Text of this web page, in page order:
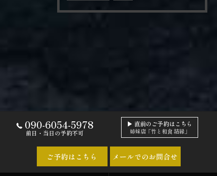
090-6054-5978
前日・当日の予約不可
▶ 直前のご予約はこちら
姉妹店「竹と和食 結縁」
ご予約はこちら メールでのお問合せ